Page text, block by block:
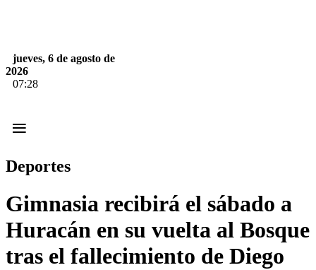
jueves, 6 de agosto de
2026
07:28
≡
Deportes
Gimnasia recibirá el sábado a
Huracán en su vuelta al Bosque
tras el fallecimiento de Diego